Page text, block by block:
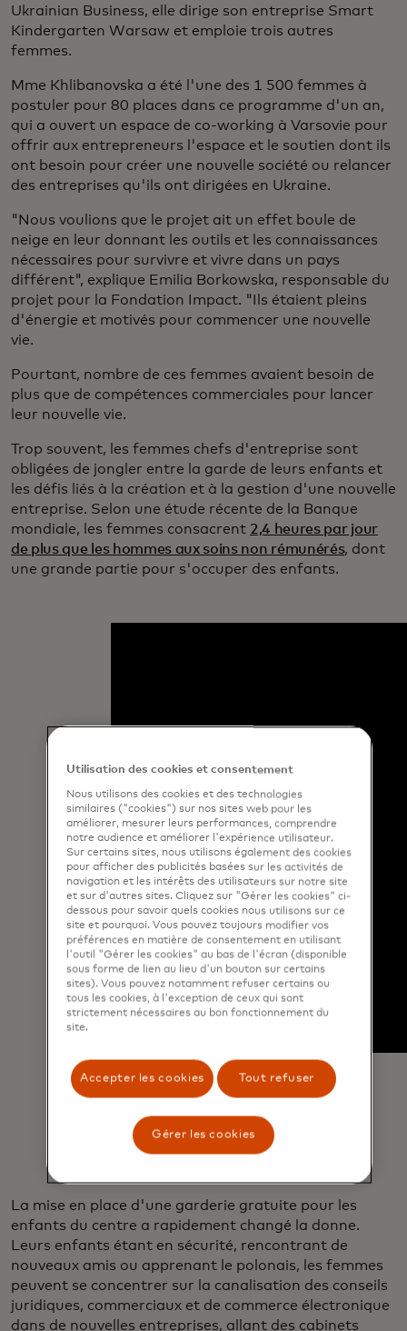
Ukrainian Business, elle dirige son entreprise Smart
Kindergarten Warsaw et emploie trois autres
femmes.
Mme Khlibanovska a été l'une des 1 500 femmes à
postuler pour 80 places dans ce programme d'un an,
qui a ouvert un espace de co-working à Varsovie pour
offrir aux entrepreneurs l'espace et le soutien dont ils
ont besoin pour créer une nouvelle société ou relancer
des entreprises qu'ils ont dirigées en Ukraine.
"Nous voulions que le projet ait un effet boule de
neige en leur donnant les outils et les connaissances
nécessaires pour survivre et vivre dans un pays
différent", explique Emilia Borkowska, responsable du
projet pour la Fondation Impact. "Ils étaient pleins
d'énergie et motivés pour commencer une nouvelle
vie.
Pourtant, nombre de ces femmes avaient besoin de
plus que de compétences commerciales pour lancer
leur nouvelle vie.
Trop souvent, les femmes chefs d'entreprise sont
obligées de jongler entre la garde de leurs enfants et
les défis liés à la création et à la gestion d'une nouvelle
entreprise. Selon une étude récente de la Banque
mondiale, les femmes consacrent 2,4 heures par jour
de plus que les hommes aux soins non rémunérés, dont
une grande partie pour s'occuper des enfants.
La mise en place d'une garderie gratuite pour les
enfants du centre a rapidement changé la donne.
Leurs enfants étant en sécurité, rencontrant de
nouveaux amis ou apprenant le polonais, les femmes
peuvent se concentrer sur la canalisation des conseils
juridiques, commerciaux et de commerce électronique
dans de nouvelles entreprises, allant des cabinets
Utilisation des cookies et consentement
Nous utilisons des cookies et des technologies
similaires ("cookies") sur nos sites web pour les
améliorer, mesurer leurs performances, comprendre
notre audience et améliorer l'expérience utilisateur.
Sur certains sites, nous utilisons également des cookies
pour afficher des publicités basées sur les activités de
navigation et les intérêts des utilisateurs sur notre site
et sur d'autres sites. Cliquez sur "Gérer les cookies" ci-
dessous pour savoir quels cookies nous utilisons sur ce
site et pourquoi. Vous pouvez toujours modifier vos
préférences en matière de consentement en utilisant
l'outil "Gérer les cookies" au bas de l'écran (disponible
sous forme de lien au lieu d'un bouton sur certains
sites). Vous pouvez notamment refuser certains ou
tous les cookies, à l'exception de ceux qui sont
strictement nécessaires au bon fonctionnement du
site.
Accepter les cookies Tout refuser
Gérer les cookies